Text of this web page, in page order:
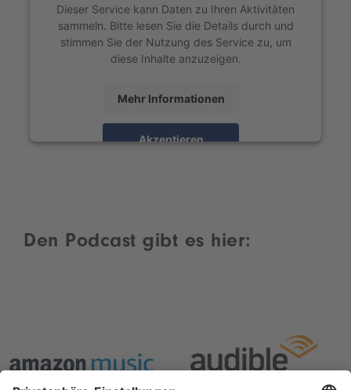
Dieser Service kann Daten zu Ihren Aktivitäten
sammeln. Bitte lesen Sie die Details durch und
stimmen Sie der Nutzung des Service zu, um
diese Inhalte anzuzeigen.
Mehr Informationen
Akzeptieren
Den Podcast gibt es hier: